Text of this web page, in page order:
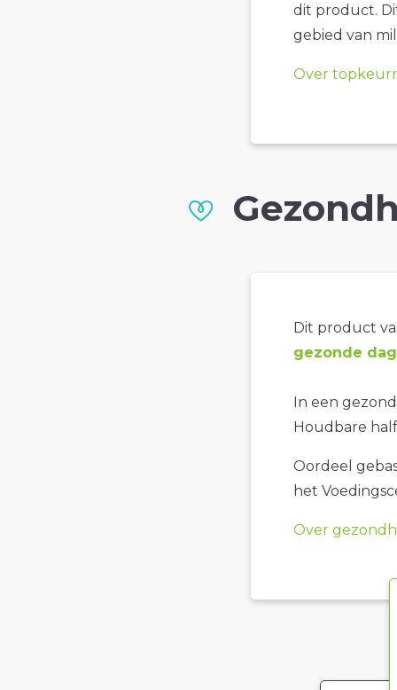
dit product.
gebied van
Over
Dit product
gezonde
In een
Houdbare
Oordeel
het
Over